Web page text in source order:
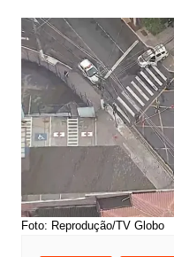
Foto: Reprodução/TV Globo